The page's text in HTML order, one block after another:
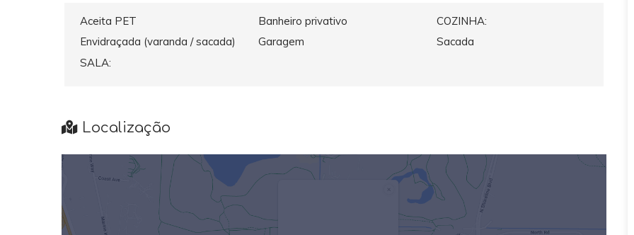
Aceita PET Banheiro privativo
COZINHA:
Envidraçada (varanda / sacada)
Garagem
Sacada
SALA:
Localização